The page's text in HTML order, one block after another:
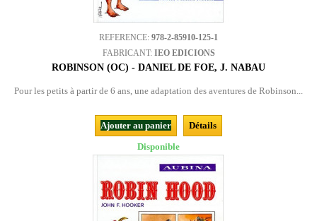
REFERENCE: 978-2-85910-125-1
FABRICANT: IEO EDICIONS
ROBINSON (OC) - DANIEL DE FOE, J. NABAU
Pour les petits à partir de 6 ans, une adaptation des aventures de Robinson...
Ajouter au panier
Détails
Disponible